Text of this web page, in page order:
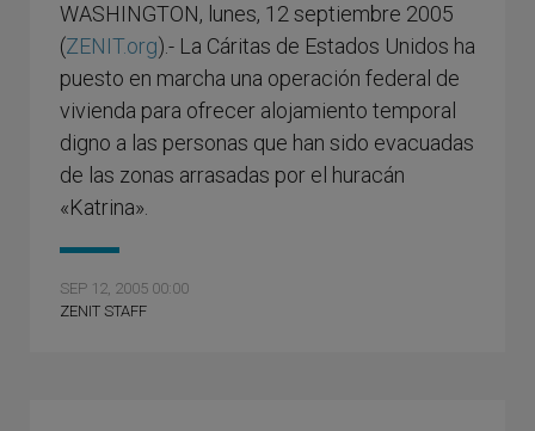
WASHINGTON, lunes, 12 septiembre 2005
(ZENIT.org).- La Cáritas de Estados Unidos ha
puesto en marcha una operación federal de
vivienda para ofrecer alojamiento temporal
digno a las personas que han sido evacuadas
de las zonas arrasadas por el huracán
«Katrina».
SEP 12, 2005 00:00
ZENIT STAFF